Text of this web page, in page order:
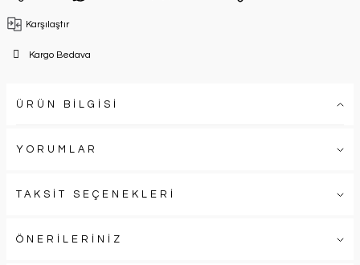
Karşılaştır
Kargo Bedava
ÜRÜN BİLGİSİ
YORUMLAR
TAKSİT SEÇENEKLERİ
ÖNERİLERİNİZ